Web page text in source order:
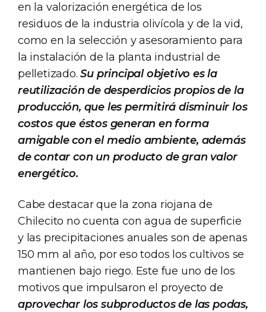
en la valorización energética de los
residuos de la industria olivícola y de la vid,
como en la selección y asesoramiento para
la instalación de la planta industrial de
pelletizado.Su principal objetivo es la
reutilización de desperdicios propios de la
producción, que les permitirá disminuir los
costos que éstos generan en forma
amigable con el medio ambiente, además
de contar con un producto de gran valor
energético.
Cabe destacar que la zona riojana de
Chilecito no cuenta con agua de superficie
y las precipitaciones anuales son de apenas
150 mm al año, por eso todos los cultivos se
mantienen bajo riego. Este fue uno de los
motivos que impulsaron el proyecto de
aprovechar los subproductos de las podas,